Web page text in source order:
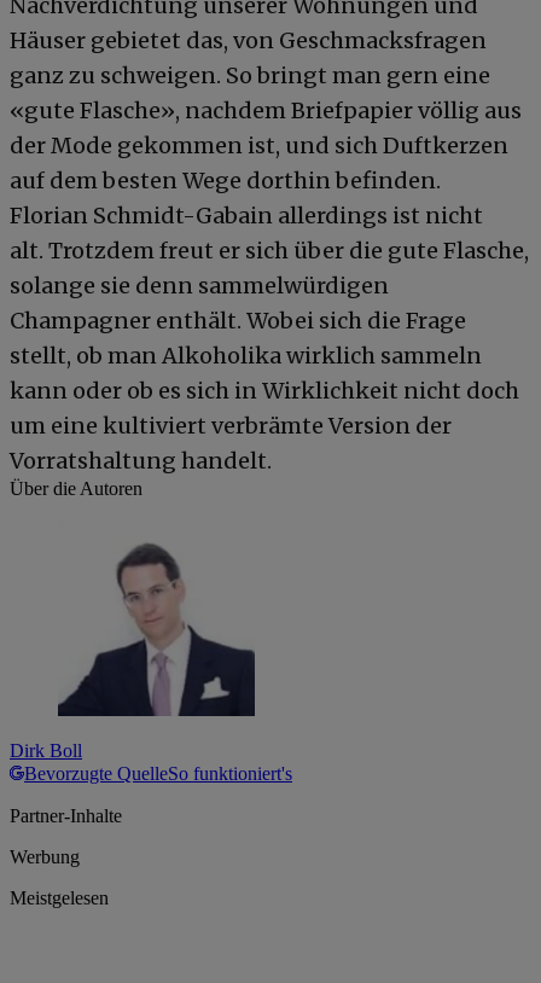
Häuser gebietet das, von Geschmacksfragen
ganz zu schweigen. So bringt man gern eine
«gute Flasche», nachdem Briefpapier völlig aus
der Mode gekommen ist, und sich Duftkerzen
auf dem besten Wege dorthin befinden.
Florian Schmidt-Gabain allerdings ist nicht
alt. Trotzdem freut er sich über die gute Flasche,
solange sie denn sammelwürdigen
Champagner enthält. Wobei sich die Frage
stellt, ob man Alkoholika wirklich sammeln
kann oder ob es sich in Wirklichkeit nicht doch
um eine kultiviert verbrämte Version der
Vorratshaltung handelt.
Über die Autoren
Dirk Boll
Bevorzugte QuelleSo funktioniert's
Partner-Inhalte
Werbung
Meistgelesen